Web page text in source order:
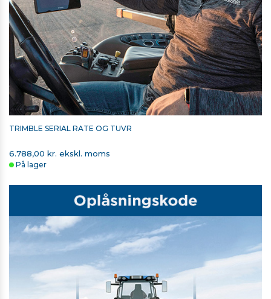
TRIMBLE SERIAL RATE OG TUVR
6.788,00 kr. ekskl. moms
På lager